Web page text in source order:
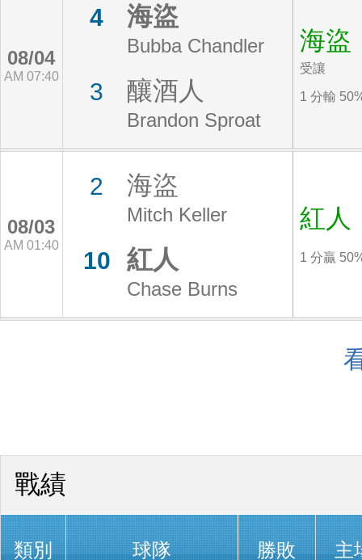
08/04
AM 07:40
4 海盜
Bubba Chandler
3 釀酒人
Brandon Sproat
海盜
受讓
1 分輸
08/03
AM 01:40
2 海盜
Mitch Keller
10 紅人
Chase Burns
紅人
1 分贏
戰績
類別 球隊 勝敗 主